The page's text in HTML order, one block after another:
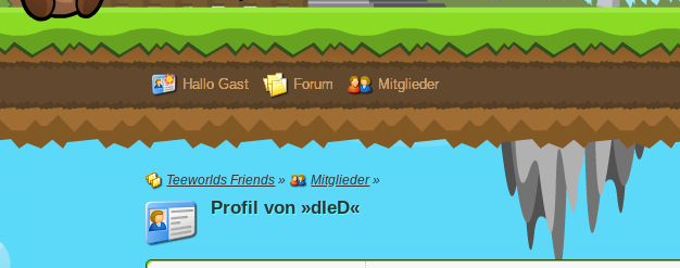
Hallo Gast Forum Mitglieder
Teeworlds Friends » Mitglieder»
Profil von »dIeD«